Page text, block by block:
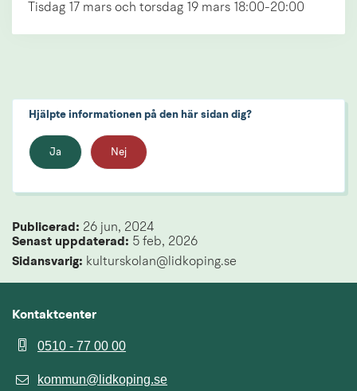
Tisdag 17 mars och torsdag 19 mars 18:00-20:00
Hjälpte informationen på den här sidan dig?
Ja Nej
Publicerad: 26 jun, 2024
Senast uppdaterad: 5 feb, 2026
Sidansvarig: kulturskolan@lidkoping.se
Kontaktcenter
0510 - 77 00 00
kommun@lidkoping.se